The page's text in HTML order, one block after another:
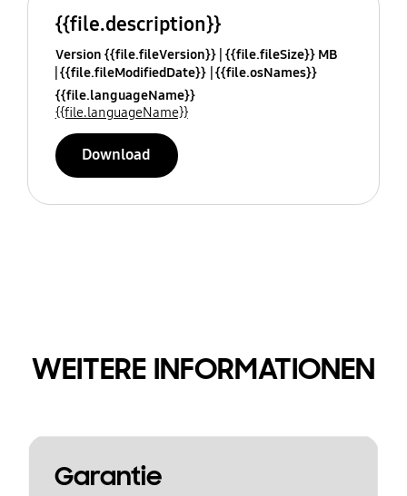
{{file.description}}
Version {{file.fileVersion}} {{file.fileSize}} MB
{{file.fileModifiedDate}} {{file.osNames}}
{{file.languageName}}
{{file.languageName}}
Download
WEITERE INFORMATIONEN
Garantie